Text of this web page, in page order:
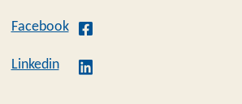
Facebook
Linkedin